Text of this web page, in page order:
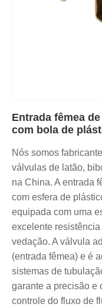
Entrada fêmea
com bola de
Nós somos
válvulas de latão,
na China. A entrada
com esfera de
equipada com uma
excelente
vedação. A válvula
(entrada fêmea) e é
sistemas de
garante a precisão e
controle do fluxo de